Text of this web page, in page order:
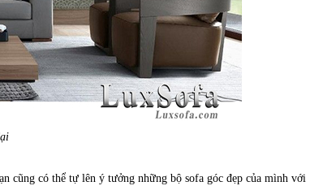
cũng có thể tự lên ý tưởng những bộ sofa góc đẹp của mình với